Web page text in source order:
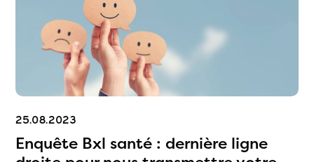
25.08.2023
Enquête Bxl santé : dernière ligne